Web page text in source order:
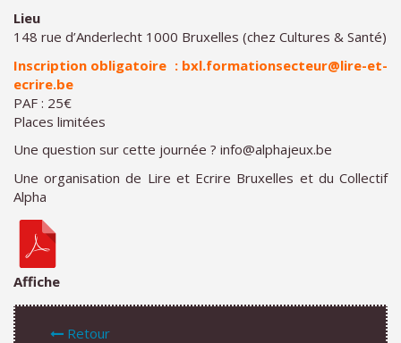
Lieu
148 rue d’Anderlecht 1000 Bruxelles (chez Cultures & Santé)
Inscription obligatoire : bxl.formationsecteur@lire-et-
ecrire.be
PAF : 25€
Places limitées
Une question sur cette journée ? info@alphajeux.be
Une organisation de Lire et Ecrire Bruxelles et du Collectif
Alpha
Affiche
Retour